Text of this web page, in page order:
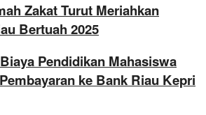
Zakat Turut Meriahkan
Bertuah 2025
Pendidikan Mahasiswa
ke Bank Riau Kepri